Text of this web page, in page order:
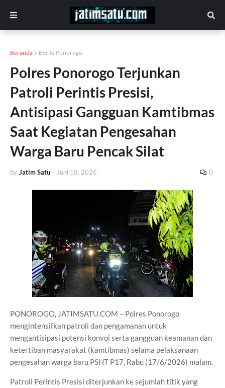
Beranda Berita Ponorogo
Polres Ponorogo Terjunkan
Patroli Perintis Presisi,
Antisipasi Gangguan Kamtibmas
Saat Kegiatan Pengesahan
Warga Baru Pencak Silat
by Jatim Satu - Juni 18, 2026 0
PONOROGO, JATIMSATU.COM – Polres Ponorogo
mengintensifkan patroli dan pengamanan untuk
mengantisipasi potensi konvoi serta gangguan keamanan dan
ketertiban masyarakat (kamtibmas) selama pelaksanaan
pengesahan warga baru PSHT P17, Rabu (17/6/2026) malam.
Patroli Perintis Presisi diterjunkan ke sejumlah titik yang